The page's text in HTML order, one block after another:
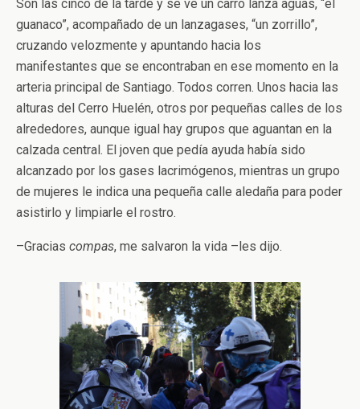
Son las cinco de la tarde y se ve un carro lanza aguas, “el
guanaco”, acompañado de un lanzagases, “un zorrillo”,
cruzando velozmente y apuntando hacia los
manifestantes que se encontraban en ese momento en la
arteria principal de Santiago. Todos corren. Unos hacia las
alturas del Cerro Huelén, otros por pequeñas calles de los
alrededores, aunque igual hay grupos que aguantan en la
calzada central. El joven que pedía ayuda había sido
alcanzado por los gases lacrimógenos, mientras un grupo
de mujeres le indica una pequeña calle aledaña para poder
asistirlo y limpiarle el rostro.
–Gracias compas, me salvaron la vida –les dijo.